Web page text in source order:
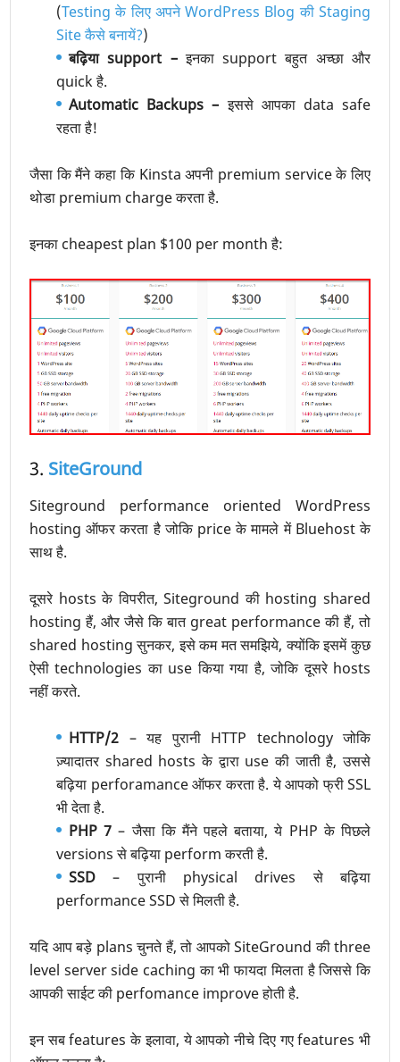
(Testing के लिए अपने WordPress Blog की Staging
Site कैसे बनायें?)
बढ़िया support –इनका support बहुत अच्छा और
quick है.
Automatic Backups – इससे आपका data safe
रहता है!
जैसा कि मैंने कहा कि Kinsta अपनी premium service के लिए
थोडा premium charge करता है.
इनका cheapest plan $100 per month है:
3. SiteGround
Siteground performance oriented WordPress
hosting ऑफर करता है जोकि price के मामले में Bluehost के
साथ है.
दूसरे hosts के विपरीत, Siteground की hosting shared
hosting हैं, और जैसे कि बात great performance की हैं, तो
shared hosting सुनकर, इसे कम मत समझिये, क्योंकि इसमें कुछ
ऐसी technologies का use किया गया है, जोकि दूसरे hosts
नहीं करते.
HTTP/2 – यह पुरानी HTTP technology जोकि
ज़्यादातर shared hosts के द्वारा use की जाती है, उससे
बढ़िया perforamance ऑफर करता है. ये आपको फ्री SSL
भी देता है.
PHP 7 – जैसा कि मैंने पहले बताया, ये PHP के पिछले
versions से बढ़िया perform करती है.
SSD – पुरानी physical drives से बढ़िया
performance SSD से मिलती है.
यदि आप बड़े plans चुनते हैं, तो आपको SiteGround की three
level server side caching का भी फायदा मिलता है जिससे कि
आपकी साईट की perfomance improve होती है.
इन सब features के इलावा, ये आपको नीचे दिए गए features भी